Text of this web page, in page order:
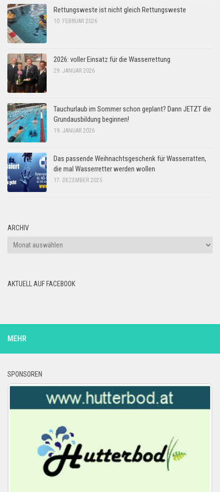
Rettungsweste ist nicht gleich Rettungsweste
10. FEBRUAR 2026
2026: voller Einsatz für die Wasserrettung
29. JANUAR 2026
Tauchurlaub im Sommer schon geplant? Dann JETZT die
Grundausbildung beginnen!
19. JANUAR 2026
Das passende Weihnachtsgeschenk für Wasserratten,
die mal Wasserretter werden wollen
17. DEZEMBER 2025
ARCHIV
Archiv
AKTUELL AUF FACEBOOK
MEHR
SPONSOREN